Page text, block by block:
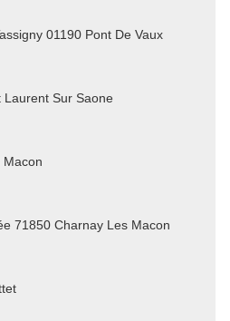
01190 Pont De Vaux
Sur Saone
Macon
71850 Charnay Les Macon